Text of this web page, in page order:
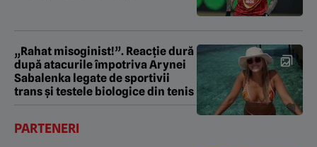
„Rahat misoginist!”. Reacție dură
după atacurile împotriva Arynei
Sabalenka legate de sportivii
trans și testele biologice din tenis
PARTENERI